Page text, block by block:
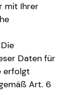
mit Ihrer
Daten für
erfolgt
Art. 6